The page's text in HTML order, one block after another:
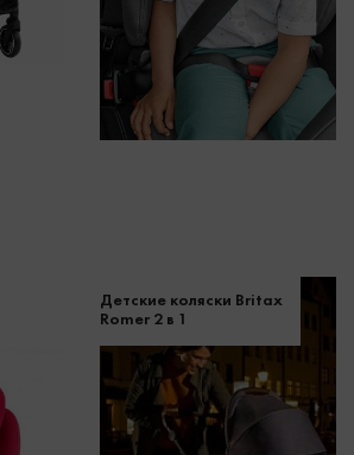
Детские коляски Britax
Romer 2 в 1